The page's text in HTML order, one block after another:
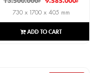
730 x 1700 x 405 mm
ADD TO CART